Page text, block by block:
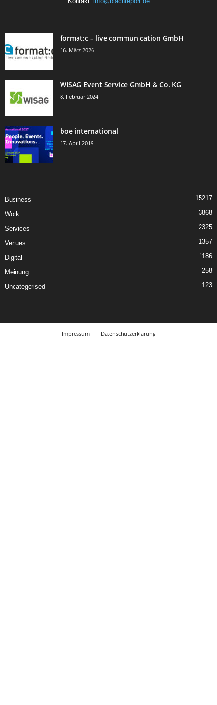
format:c – live communication GmbH
16. März 2026
WISAG Event Service GmbH & Co. KG
8. Februar 2024
boe international
17. April 2019
Business 15217
Work 3868
Services 2325
Venues 1357
Digital 1186
Meinung 258
Uncategorised 123
Impressum
Datenschutzerklärung